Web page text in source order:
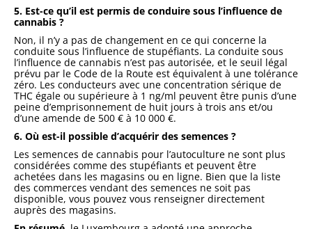
5. Est-ce qu’il est permis de conduire sous l’influence de
cannabis ?
Non, il n’y a pas de changement en ce qui concerne la
conduite sous l’influence de stupéfiants. La conduite sous
l’influence de cannabis n’est pas autorisée, et le seuil légal
prévu par le Code de la Route est équivalent à une tolérance
zéro. Les conducteurs avec une concentration sérique de
THC égale ou supérieure à 1 ng/ml peuvent être punis d’une
peine d’emprisonnement de huit jours à trois ans et/ou
d’une amende de 500 € à 10 000 €.
6. Où est-il possible d’acquérir des semences ?
Les semences de cannabis pour l’autoculture ne sont plus
considérées comme des stupéfiants et peuvent être
achetées dans les magasins ou en ligne. Bien que la liste
des commerces vendant des semences ne soit pas
disponible, vous pouvez vous renseigner directement
auprès des magasins.